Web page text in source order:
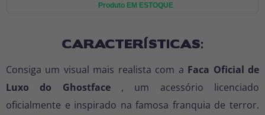
Produto EM ESTOQUE
CARACTERÍSTICAS:
Consiga um visual mais realista com a Faca Oficial de
Luxo do Ghostface, um acessório licenciado
oficialmente e inspirado na famosa franquia de terror.